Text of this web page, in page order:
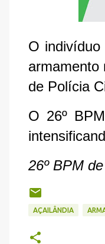
O indivíduo
armamento
de Polícia
O 26º
26º BPM
AÇAILÂNDIA